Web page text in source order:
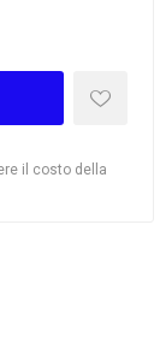
il costo della